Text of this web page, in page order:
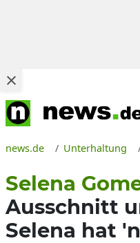
news.de Unterhaltung
Selena
Ausschnitt
Selena hat